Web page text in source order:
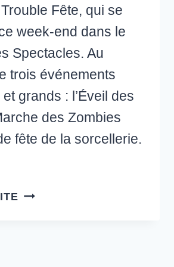
Fête, qui se
week-end dans le
Spectacles. Au
trois événements
grands : l’Éveil des
des Zombies
fête de la sorcellerie.
OÙ